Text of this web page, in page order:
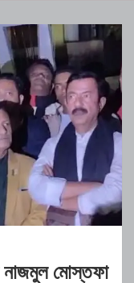
নাজমুল মোস্তফা